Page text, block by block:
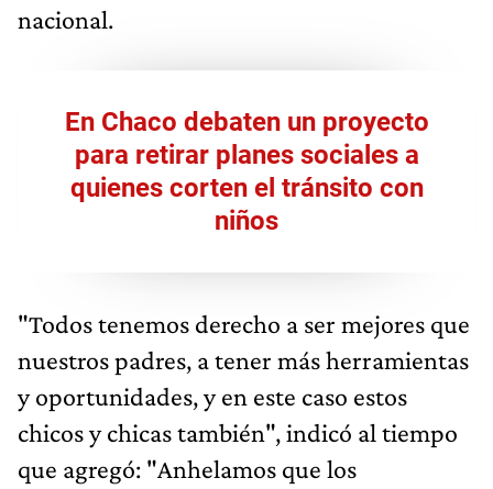
nacional.
En Chaco debaten un proyecto
para retirar planes sociales a
quienes corten el tránsito con
niños
"Todos tenemos derecho a ser mejores que
nuestros padres, a tener más herramientas
y oportunidades, y en este caso estos
chicos y chicas también", indicó al tiempo
que agregó: "Anhelamos que los